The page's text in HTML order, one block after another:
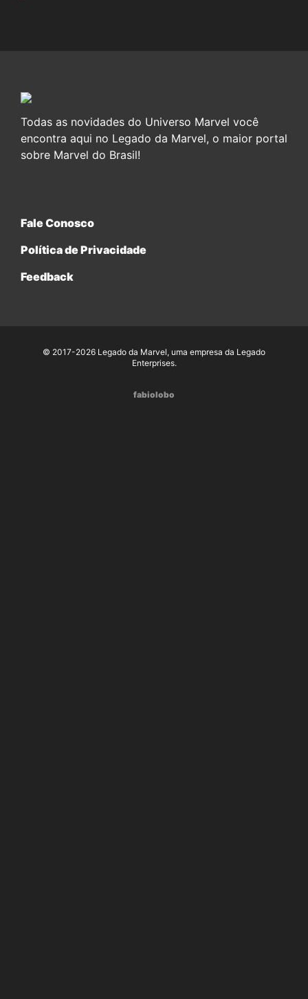
Todas as novidades do Universo Marvel você
encontra aqui no Legado da Marvel, o maior portal
sobre Marvel do Brasil!
Fale Conosco
Política de Privacidade
Feedback
© 2017-2026 Legado da Marvel, uma empresa da Legado
Enterprises.
fabiolobo